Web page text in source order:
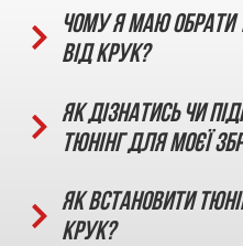
Чому я маю обрати
від КРУК?
Як дізнатись чи
тюнінг для моєї
Як встановити
КРУК?